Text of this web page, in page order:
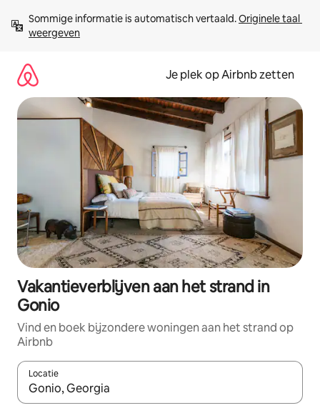
direct
naar
Sommige informatie is automatisch vertaald. Originele taal
weergeven
Je plek op Airbnb zetten
Vakantieverblijven aan het strand in
Gonio
Vind en boek bijzondere woningen aan het strand op
Airbnb
Locatie
Wanneer er resultaten beschikbaar zijn, maak je een keuze